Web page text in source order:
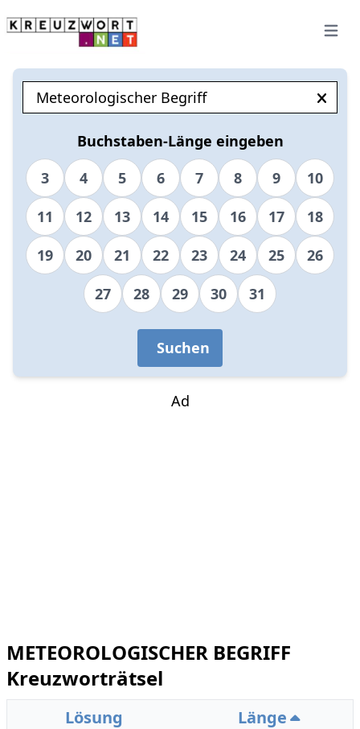
Open
Buchstaben-Länge eingeben
3
4 5 6 7 8 9
10
11
12 13 14 15 16 17
18
19
20 21 22 23 24 25
26
27
28 29 30 31
Suchen
Ad
METEOROLOGISCHER BEGRIFF
Kreuzworträtsel
Lösung Länge